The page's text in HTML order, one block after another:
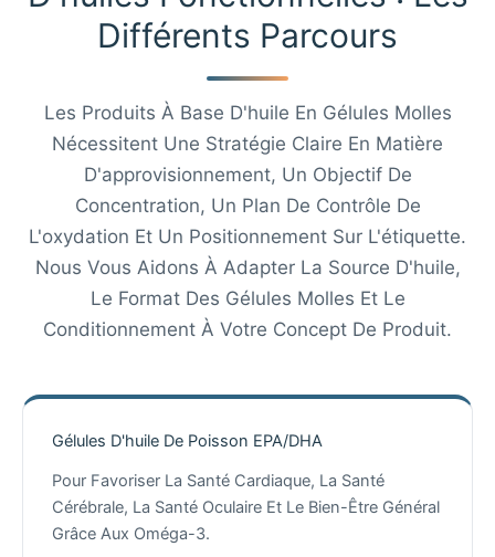
Différents Parcours
Les Produits À Base D'huile En Gélules Molles
Nécessitent Une Stratégie Claire En Matière
D'approvisionnement, Un Objectif De
Concentration, Un Plan De Contrôle De
L'oxydation Et Un Positionnement Sur L'étiquette.
Nous Vous Aidons À Adapter La Source D'huile,
Le Format Des Gélules Molles Et Le
Conditionnement À Votre Concept De Produit.
Gélules D'huile De Poisson EPA/DHA
Pour Favoriser La Santé Cardiaque, La Santé
Cérébrale, La Santé Oculaire Et Le Bien-Être Général
Grâce Aux Oméga-3.